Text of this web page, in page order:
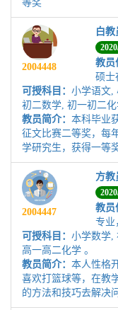
等奖
2004448
白教
教员
硕士
可授科目： 小学语文,
初二数学, 初一初二化
教员简介： 本科毕业
征文比赛二等奖，每
学研究生，获得一等
2004447
方教
教员
专业
可授科目： 小学数学,
高一高二化学 。
教员简介： 本人性格
喜欢打篮球等，在教
的方法和技巧去解决